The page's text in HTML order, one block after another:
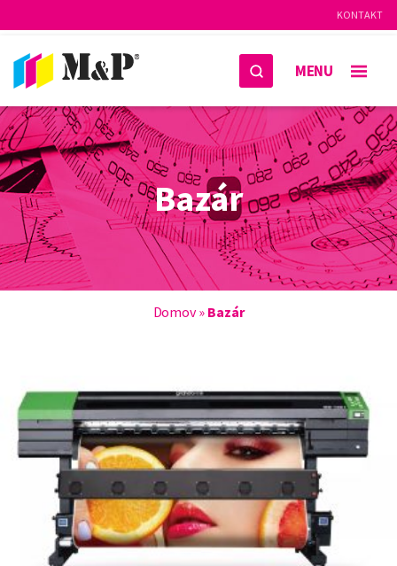
KONTAKT
MENU
Bazár
Domov» Bazár